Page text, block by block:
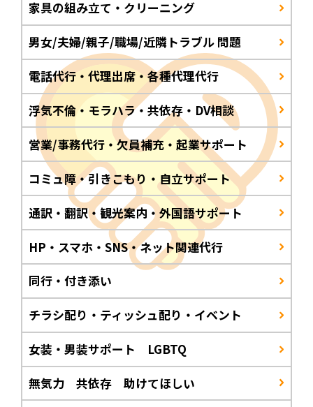
家具の組み立て・クリーニング
男女/夫婦/親子/職場/近隣トラブル 問題
電話代行・代理出席・各種代理代行
浮気不倫・モラハラ・共依存・DV相談
営業/事務代行・欠員補充・起業サポート
コミュ障・引きこもり・自立サポート
通訳・翻訳・観光案内・外国語サポート
HP・スマホ・SNS・ネット関連代行
同行・付き添い
チラシ配り・ティッシュ配り・イベント
女装・男装サポート LGBTQ
無気力 共依存 助けてほしい